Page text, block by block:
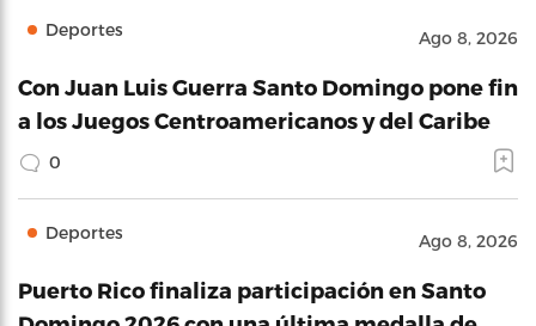
Deportes Ago 8, 2026
Con Juan Luis Guerra Santo Domingo pone fin
a los Juegos Centroamericanos y del Caribe
0
Deportes Ago 8, 2026
Puerto Rico finaliza participación en Santo